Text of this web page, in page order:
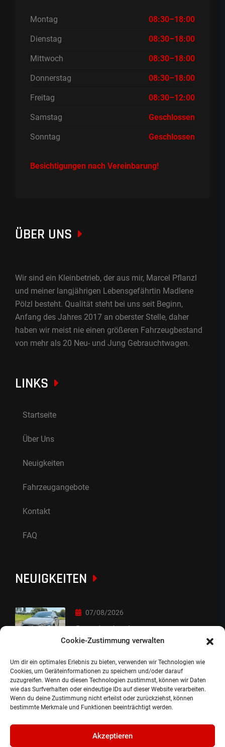
Cookie-Zustimmung verwalten
Um dir ein optimales Erlebnis zu bieten, verwenden wir Technologien wie
Cookies, um Geräteinformationen zu speichern und/oder darauf
zuzugreifen. Wenn du diesen Technologien zustimmst, können wir Daten
wie das Surfverhalten oder eindeutige IDs auf dieser Website verarbeiten.
Wenn du deine Zustimmung nicht erteilst oder zurückziehst, können
bestimmte Merkmale und Funktionen beeinträchtigt werden.
Akzeptieren
Montag 08:30–18:00
Dienstag 08:30–18:00
Mittwoch 08:30–18:00
Donnerstag 08:30–18:00
Freitag 08:30–12:00
Samstag Geschlossen
Sonntag Geschlossen
Besichtigungen nach Vereinbarung!
ÜBER UNS
Wir sind ein Kleinbetrieb, der aus mir, Marcel Pflanzl
und meiner langjährigen Lebensgefährtin Madlene
Pölzl besteht. Qualität steht bei uns seit Beginn,
Anfang des Jahres 2017 an oberster Stelle, daher
haben wir meist nie einen größeren Fahrzeugbestand
von mehr als 20 Neu- und Jung Gebrauchtwagen.
LINKS
Startseite
Über Uns
Neuigkeiten
Fahrzeugangebote
Kontakt
FAQ
NEUIGKEITEN
07/08/2026
Sorry Leute :-)
06/08/2026
Auslieferung